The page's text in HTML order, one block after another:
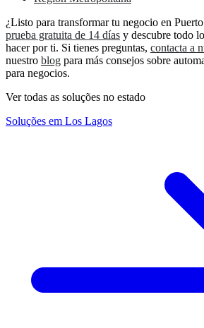
¿Listo para transformar tu negocio en
prueba gratuita de 14 días y descubre todo
hacer por ti. Si tienes preguntas, contacta a
nuestro blog para más consejos sobre
para negocios.
Ver todas as soluções no estado
Soluções em Los Lagos